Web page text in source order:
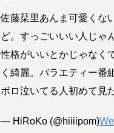
佐藤栞里あんま可愛くな
ど。すっごいいい人じゃ
性格がいいとかじゃなく
く綺麗。バラエティー番
ボロ泣いてる人初めて見
— HiRoKo (@hiiiipom)